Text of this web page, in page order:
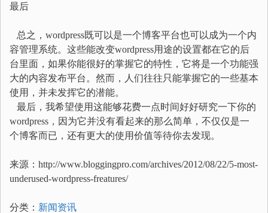
最后
总之，wordpress既可以是一个博客平台也可以成为一个内
容管理系统。这些能改变wordpress用途的设置都在它的后
台里面，如果你能很好的掌握它的特性，它将是一个功能强
大的内容发布平台。然而，人们往往只能掌握它的一些基本
使用，并未发挥它的潜能。
最后，我希望使用这能够花费一点时间好好研究一下你的
wordpress，因为它并没有看起来的那么简单，不仅仅是一
个博客而已，还有更大的使用价值等待你去发现。
来源：http://www.bloggingpro.com/archives/2012/08/22/5-most-
underused-wordpress-freatures/
分类： 新闻资讯